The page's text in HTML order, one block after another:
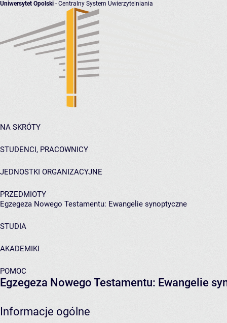
Uniwersytet Opolski - Centralny System Uwierzytelniania
NA SKRÓTY
STUDENCI, PRACOWNICY
JEDNOSTKI ORGANIZACYJNE
PRZEDMIOTY
Egzegeza Nowego Testamentu: Ewangelie synoptyczne
STUDIA
AKADEMIKI
POMOC
Egzegeza Nowego Testamentu: Ewangelie
Informacje ogólne